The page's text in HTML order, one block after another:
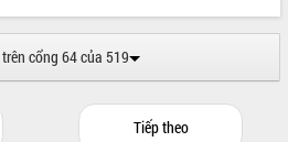
cổng 64 của 519
Tiếp theo